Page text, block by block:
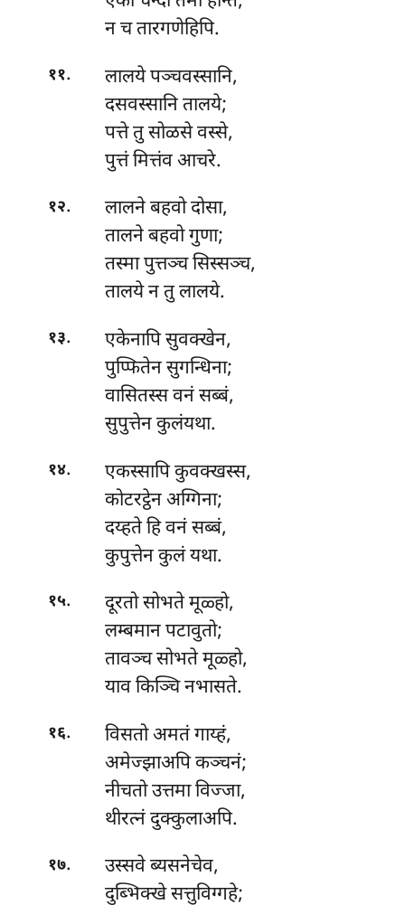
न च तारगणेहिपि.
११. लालयेपञ्चवस्सानि,
दसवस्सानि तालये;
पत्ते तु सोळसे वस्से,
पुत्तं मित्तंव आचरे.
१२. लालनेबहवो दोसा,
तालने बहवो गुणा;
तस्मा पुत्तञ्च सिस्सञ्च,
तालये न तु लालये.
१३. एकेनापिसुवक्खेन,
पुप्फितेन सुगन्धिना;
वासितस्स वनं सब्बं,
सुपुत्तेन कुलंयथा.
१४. एकस्सापिकुवक्खस्स,
कोटरट्ठेन अग्गिना;
दय्हते हि वनं सब्बं,
कुपुत्तेन कुलं यथा.
१५.
दूरतो सोभते मूळ्हो,
लम्बमान पटावुतो;
तावञ्च सोभते मूळ्हो,
याव किञ्चि नभासते.
१६. विसतोअमतं गाय्हं,
अमेज्झाअपि कञ्चनं;
नीचतो उत्तमा विज्जा,
थीरत्नं दुक्कुलाअपि.
१७. उस्सवेब्यसनेचेव,
दुब्भिक्खे सत्तुविग्गहे;